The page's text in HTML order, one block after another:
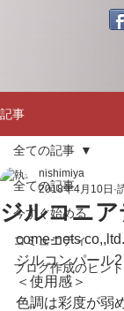
記事
全ての記事
今すぐ始める
コミュニティ
ブログ作成のヒント
全ての記事
ジルコニ
nishimiya
2018年4月10日
come-nets co,,ltd.
ジルコンパール2
＜使用感＞
色調は彩度が弱